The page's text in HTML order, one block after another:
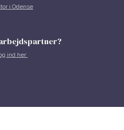
i Odense
ind her